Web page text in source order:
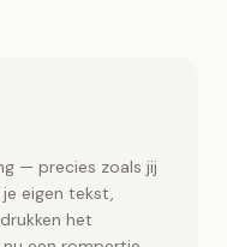
kleuren en
of als
en ontvang
— precies zoals jij
eigen tekst,
het